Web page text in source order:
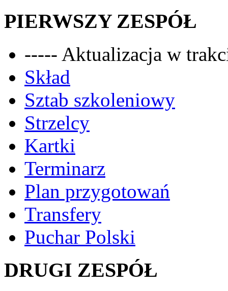
PIERWSZY ZESPÓŁ
----- Aktualizacja w
Skład
Sztab szkoleniowy
Strzelcy
Kartki
Terminarz
Plan przygotowań
Transfery
Puchar Polski
DRUGI ZESPÓŁ